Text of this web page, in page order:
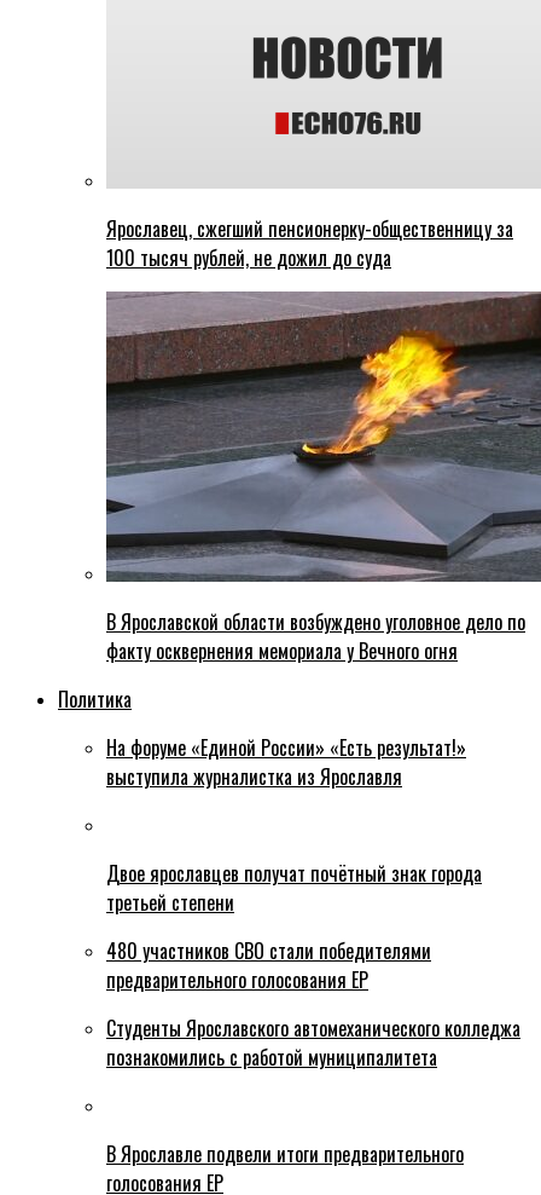
Ярославец, сжегший пенсионерку-общественницу за
100 тысяч рублей, не дожил до суда
В Ярославской области возбуждено уголовное дело по
факту осквернения мемориала у Вечного огня
Политика
На форуме «Единой России» «Есть результат!»
выступила журналистка из Ярославля
Двое ярославцев получат почётный знак города
третьей степени
480 участников СВО стали победителями
предварительного голосования ЕР
Студенты Ярославского автомеханического колледжа
познакомились с работой муниципалитета
В Ярославле подвели итоги предварительного
голосования ЕР